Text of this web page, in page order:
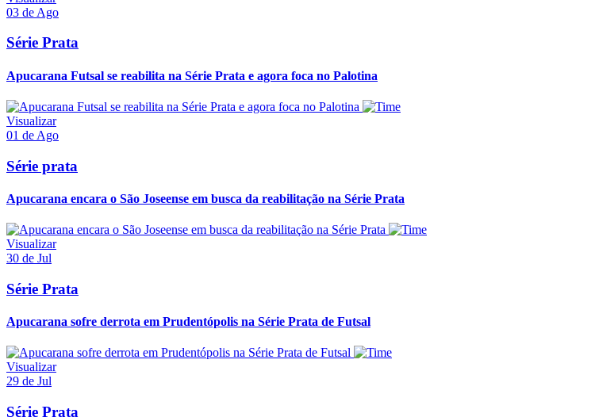
03 de Ago
Série Prata
Apucarana Futsal se reabilita na Série Prata e agora foca no Palotina
Visualizar
01 de Ago
Série prata
Apucarana encara o São Joseense em busca da reabilitação na Série Prata
Visualizar
30 de Jul
Série Prata
Apucarana sofre derrota em Prudentópolis na Série Prata de Futsal
Visualizar
29 de Jul
Série Prata